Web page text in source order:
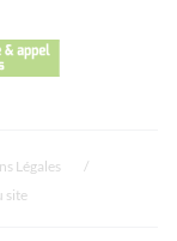
Légales
site